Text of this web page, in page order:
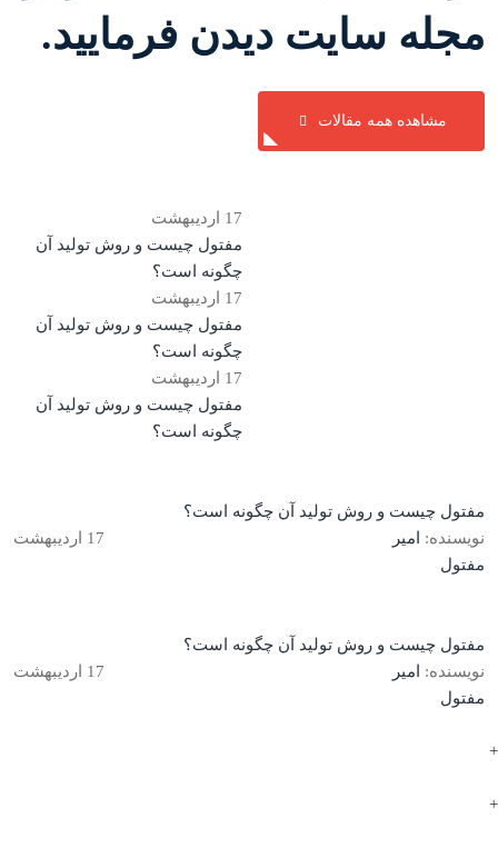
مجله سایت دیدن فرمایید.
مشاهده همه مقالات
17 اردیبهشت
مفتول چیست و روش تولید آن
چگونه است؟
17 اردیبهشت
مفتول چیست و روش تولید آن
چگونه است؟
17 اردیبهشت
مفتول چیست و روش تولید آن
چگونه است؟
مفتول چیست و روش تولید آن چگونه است؟
نویسنده:
امیر 17 اردیبهشت
مفتول
مفتول چیست و روش تولید آن چگونه است؟
نویسنده:
امیر 17 اردیبهشت
مفتول
+
+